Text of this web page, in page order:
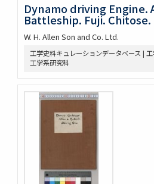
Dynamo driving Engine.
Battleship. Fuji. Chitose.
W. H. Allen Son and Co. Ltd.
工学史料キュレーションデータベース |
工学系研究科